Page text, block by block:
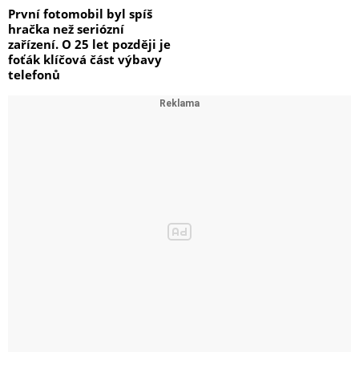
První fotomobil byl spíš
hračka než seriózní
zařízení. O 25 let později je
foťák klíčová část výbavy
telefonů